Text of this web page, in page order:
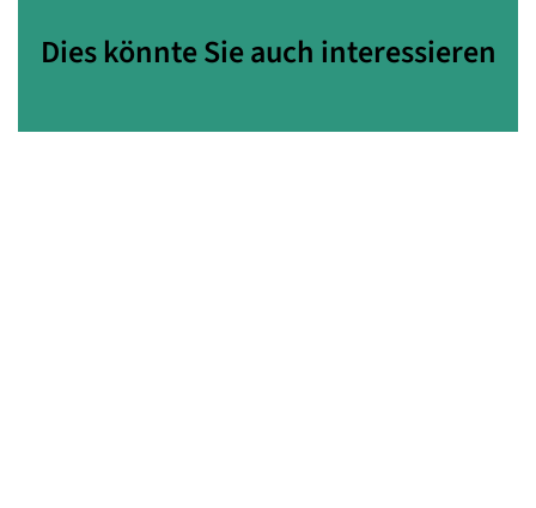
Dies könnte Sie auch interessieren